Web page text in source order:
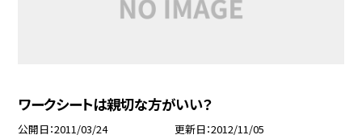
ワークシートは親切な方がいい？
公開日 2011/03/24 更新日 2012/11/05